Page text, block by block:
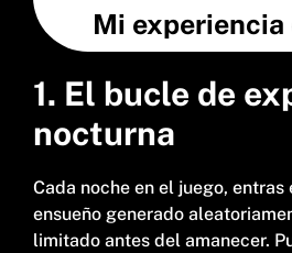
Mi experiencia
1. El bucle de
nocturna
Cada noche en el juego, entras
ensueño generado
limitado antes del amanecer.